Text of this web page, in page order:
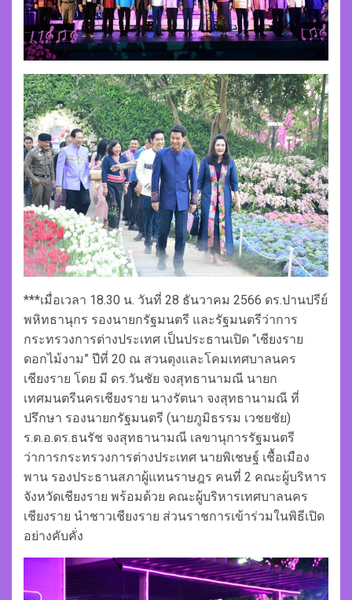
***เมื่อเวลา 18.30 น. วันที่ 28 ธันวาคม 2566 ดร.ปานปรีย์
พหิทธานุกร รองนายกรัฐมนตรี และรัฐมนตรีว่าการ
กระทรวงการต่างประเทศ เป็นประธานเปิด “เชียงราย
ดอกไม้งาม” ปีที่ 20 ณ สวนตุงและโคมเทศบาลนคร
เชียงราย โดย มี ดร.วันชัย จงสุทธานามณี นายก
เทศมนตรีนครเชียงราย นางรัตนา จงสุทธานามณี ที่
ปรึกษา รองนายกรัฐมนตรี (นายภูมิธรรม เวชยชัย)
ร.ต.อ.ดร.ธนรัช จงสุทธานามณี เลขานุการรัฐมนตรี
ว่าการกระทรวงการต่างประเทศ นายพิเชษฐ์ เชื้อเมือง
พาน รองประธานสภาผู้แทนราษฎร คนที่ 2 คณะผู้บริหาร
จังหวัดเชียงราย พร้อมด้วย คณะผู้บริหารเทศบาลนคร
เชียงราย นำชาวเชียงราย ส่วนราชการเข้าร่วมในพิธีเปิด
อย่างคับคั่ง